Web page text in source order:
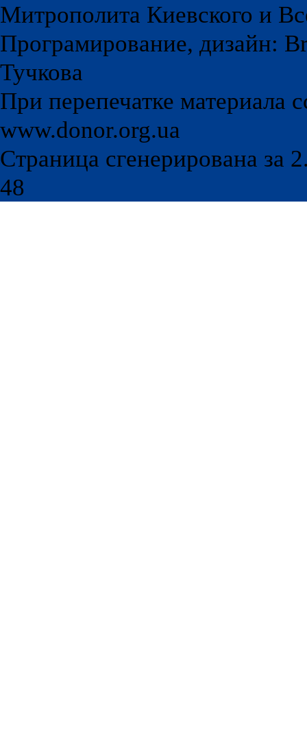
Митрополита Киевского и
Програмирование, дизайн:
Тучкова
При перепечатке материала
www.donor.org.ua
Страница сгенерирована за
48